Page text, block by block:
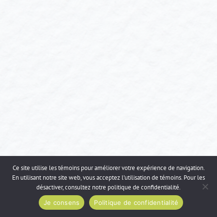
Ce site utilise les témoins pour améliorer votre expérience de navigation.
En utilisant notre site web, vous acceptez l’utilisation de témoins. Pour les
désactiver, consultez notre politique de confidentialité.
Je consens
Politique de confidentialité